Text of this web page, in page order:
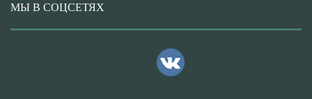
МЫ В СОЦСЕТЯХ